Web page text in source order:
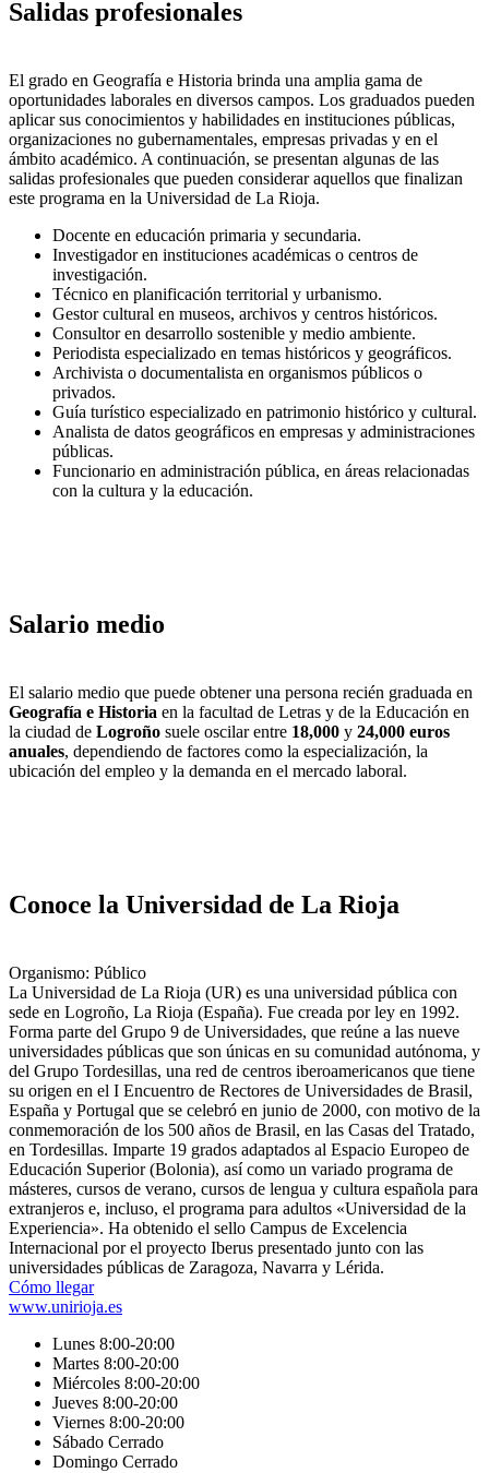
Salidas profesionales
El grado en Geografía e Historia brinda una amplia gama de
oportunidades laborales en diversos campos. Los graduados pueden
aplicar sus conocimientos y habilidades en instituciones públicas,
organizaciones no gubernamentales, empresas privadas y en el
ámbito académico. A continuación, se presentan algunas de las
salidas profesionales que pueden considerar aquellos que finalizan
este programa en la Universidad de La Rioja.
Docente en educación primaria y secundaria.
Investigador en instituciones académicas o centros de
investigación.
Técnico en planificación territorial y urbanismo.
Gestor cultural en museos, archivos y centros históricos.
Consultor en desarrollo sostenible y medio ambiente.
Periodista especializado en temas históricos y geográficos.
Archivista o documentalista en organismos públicos o
privados.
Guía turístico especializado en patrimonio histórico y cultural.
Analista de datos geográficos en empresas y administraciones
públicas.
Funcionario en administración pública, en áreas relacionadas
con la cultura y la educación.
Salario medio
El salario medio que puede obtener una persona recién graduada en
Geografía e Historia en la facultad de Letras y de la Educación en
la ciudad de Logroño suele oscilar entre 18,000 y 24,000 euros
anuales, dependiendo de factores como la especialización, la
ubicación del empleo y la demanda en el mercado laboral.
Conoce la Universidad de La Rioja
Organismo: Público
La Universidad de La Rioja (UR) es una universidad pública con
sede en Logroño, La Rioja (España).​ Fue creada por ley en 1992.​
Forma parte del Grupo 9 de Universidades,​ que reúne a las nueve
universidades públicas que son únicas en su comunidad autónoma, y
del Grupo Tordesillas, una red de centros iberoamericanos que tiene
su origen en el I Encuentro de Rectores de Universidades de Brasil,
España y Portugal que se celebró en junio de 2000, con motivo de la
conmemoración de los 500 años de Brasil, en las Casas del Tratado,
en Tordesillas. Imparte 19 grados adaptados al Espacio Europeo de
Educación Superior (Bolonia),​ así como un variado programa de
másteres,​ cursos de verano, cursos de lengua y cultura española para
extranjeros​ e, incluso, el programa para adultos «Universidad de la
Experiencia». Ha obtenido el sello Campus de Excelencia
Internacional por el proyecto Iberus presentado junto con las
universidades públicas de Zaragoza, Navarra y Lérida.
Cómo llegar
www.unirioja.es
Lunes 8:00-20:00
Martes 8:00-20:00
Miércoles 8:00-20:00
Jueves 8:00-20:00
Viernes 8:00-20:00
Sábado Cerrado
Domingo Cerrado